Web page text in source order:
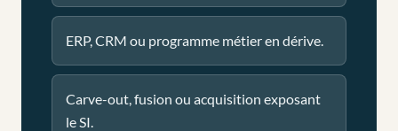
ERP, CRM ou programme métier en dérive.
Carve-out, fusion ou acquisition exposant
le SI.